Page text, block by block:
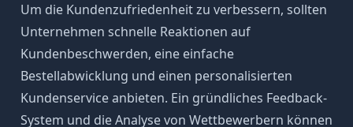
Um die Kundenzufriedenheit zu verbessern, sollten
Unternehmen schnelle Reaktionen auf
Kundenbeschwerden, eine einfache
Bestellabwicklung und einen personalisierten
Kundenservice anbieten. Ein gründliches Feedback-
System und die Analyse von Wettbewerbern können